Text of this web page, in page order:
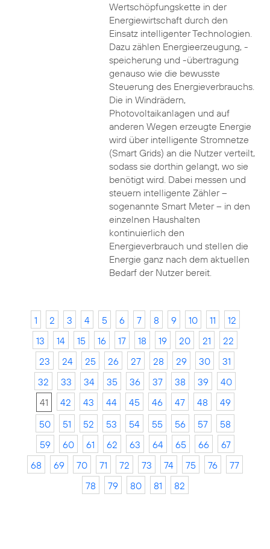
Wertschöpfungskette in der
Energiewirtschaft durch den
Einsatz intelligenter Technologien.
Dazu zählen Energieerzeugung, -
speicherung und -übertragung
genauso wie die bewusste
Steuerung des Energieverbrauchs.
Die in Windrädern,
Photovoltaikanlagen und auf
anderen Wegen erzeugte Energie
wird über intelligente Stromnetze
(Smart Grids) an die Nutzer verteilt,
sodass sie dorthin gelangt, wo sie
benötigt wird. Dabei messen und
steuern intelligente Zähler –
sogenannte Smart Meter – in den
einzelnen Haushalten
kontinuierlich den
Energieverbrauch und stellen die
Energie ganz nach dem aktuellen
Bedarf der Nutzer bereit.
1 2 3 4 5 6 7 8 9 10 11
12
13
14 15 16 17 18 19 20 21
22
23
24 25 26 27 28 29 30
31
32
33 34 35 36 37 38 39
40
41
42 43 44 45 46 47 48
49
50
51 52 53 54 55 56 57
58
59
60 61 62 63 64 65 66
67
68
69 70 71 72 73 74 75 76
77
78
79 80 81 82